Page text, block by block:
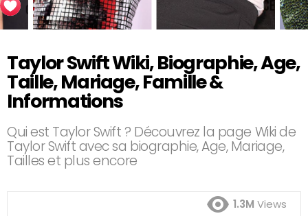
Taylor Swift Wiki, Biographie, Age,
Taille, Mariage, Famille &
Informations
Qui est Taylor Swift ? Découvrez la page Wiki de
Taylor Swift avec sa biographie, Age, Mariage,
Tailles et plus encore
1.3M Views